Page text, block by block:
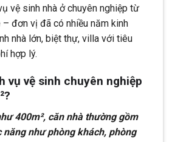
vệ sinh nhà ở chuyên nghiệp từ
đơn vị đã có nhiều năm kinh
nhà lớn, biệt thự, villa với tiêu
hợp lý.
vụ vệ sinh chuyên nghiệp
400m², căn nhà thường gồm
năng như phòng khách, phòng